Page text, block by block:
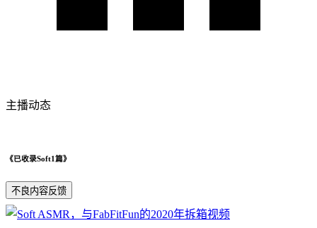
主播动态
《已收录Soft1篇》
不良内容反馈